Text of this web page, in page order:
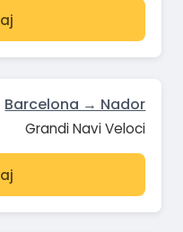
Barcelona → Nador
Grandi Navi Veloci